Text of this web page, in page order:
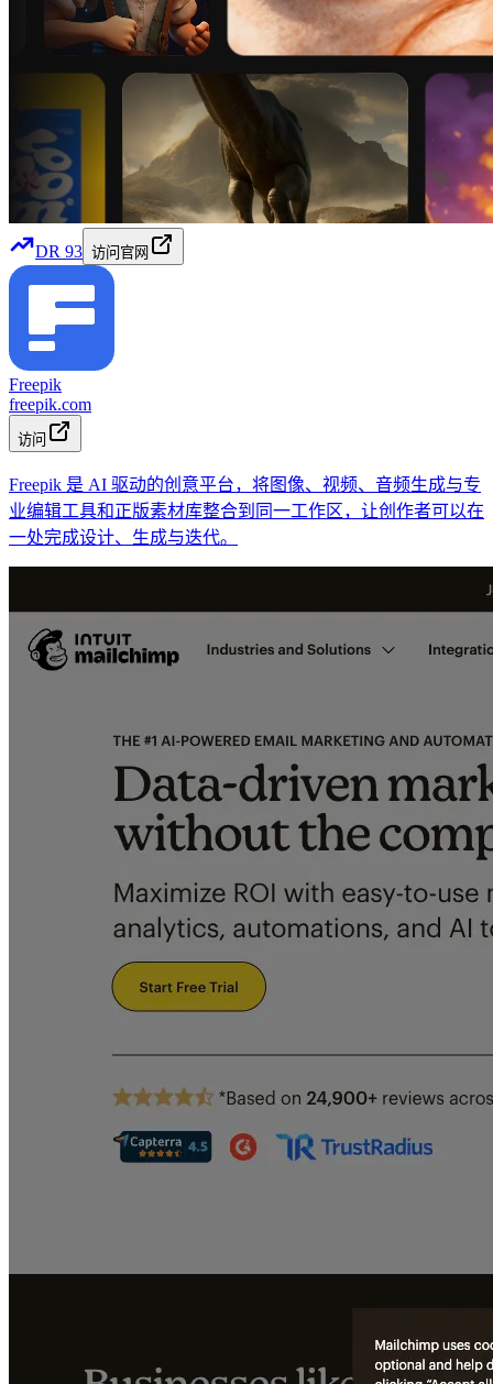
DR 93 访问官网
Freepik
freepik.com
访问
Freepik 是 AI 驱动的创意平台，将图像、视频、音频生成与专
业编辑工具和正版素材库整合到同一工作区，让创作者可以在
一处完成设计、生成与迭代。